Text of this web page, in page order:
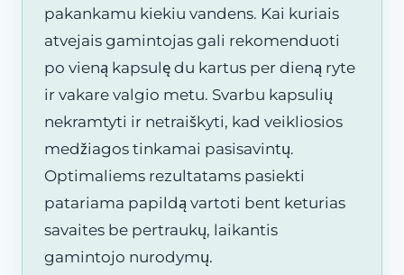
pakankamu kiekiu vandens. Kai kuriais
atvejais gamintojas gali rekomenduoti
po vieną kapsulę du kartus per dieną ryte
ir vakare valgio metu. Svarbu kapsulių
nekramtyti ir netraiškyti, kad veikliosios
medžiagos tinkamai pasisavintų.
Optimaliems rezultatams pasiekti
patariama papildą vartoti bent keturias
savaites be pertraukų, laikantis
gamintojo nurodymų.